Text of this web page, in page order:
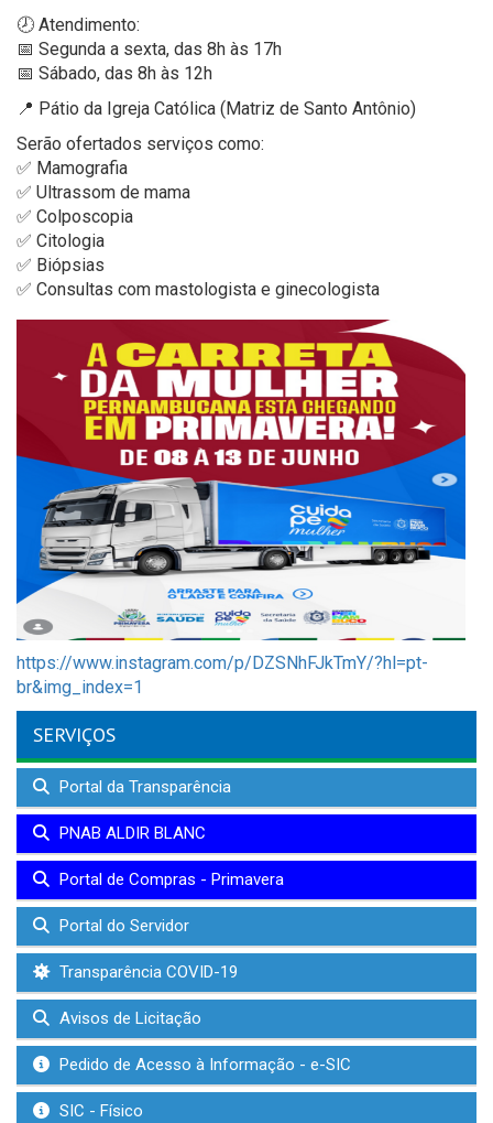
🕗 Atendimento:
📅 Segunda a sexta, das 8h às 17h
📅 Sábado, das 8h às 12h
📍 Pátio da Igreja Católica (Matriz de Santo Antônio)
Serão ofertados serviços como:
✅ Mamografia
✅ Ultrassom de mama
✅ Colposcopia
✅ Citologia
✅ Biópsias
✅ Consultas com mastologista e ginecologista
https://www.instagram.com/p/DZSNhFJkTmY/?hl=pt-
br&img_index=1
SERVIÇOS
Portal da Transparência
PNAB ALDIR BLANC
Portal de Compras - Primavera
Portal do Servidor
Transparência COVID-19
Avisos de Licitação
Pedido de Acesso à Informação - e-SIC
SIC - Físico